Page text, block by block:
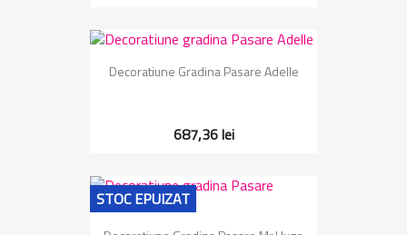
Decoratiune Gradina Pasare Adelle
687,36 lei
STOC EPUIZAT